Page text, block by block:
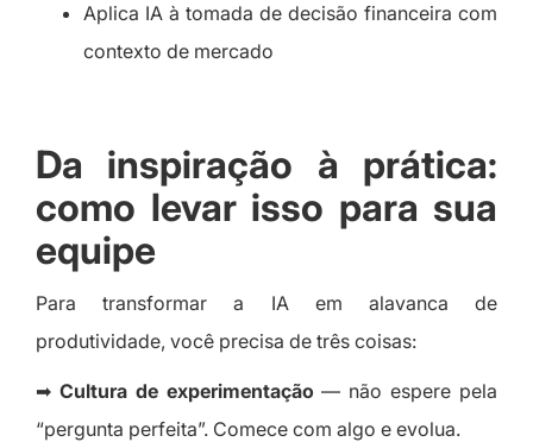
Aplica IA à tomada de decisão financeira com
contexto de mercado
Da inspiração à prática:
como levar isso para sua
equipe
Para transformar a IA em alavanca de
produtividade, você precisa de três coisas:
➡ Cultura de experimentação — não espere pela
“pergunta perfeita”. Comece com algo e evolua.